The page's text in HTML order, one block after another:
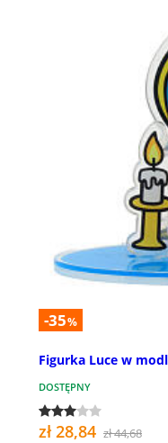
-35%
Figurka Luce w
DOSTĘPNY
zł 28,84 zł 44,68